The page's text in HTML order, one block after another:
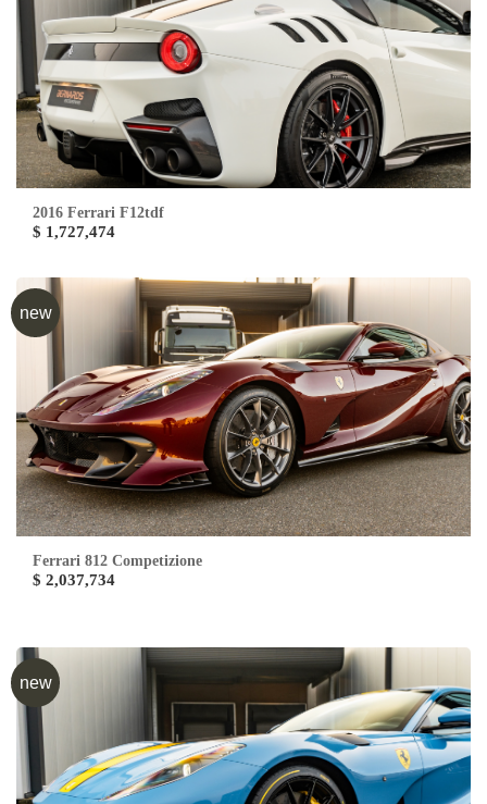
2016 Ferrari F12tdf
$ 1,727,474
new
Ferrari 812 Competizione
$ 2,037,734
new